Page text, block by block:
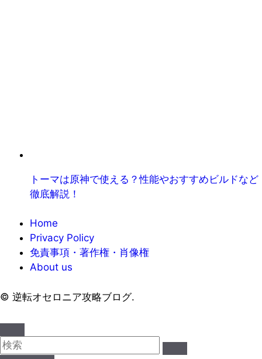
トーマは原神で使える？性能やおすすめビルドなど
徹底解説！
Home
Privacy Policy
免責事項・著作権・肖像権
About us
© 逆転オセロニア攻略ブログ.